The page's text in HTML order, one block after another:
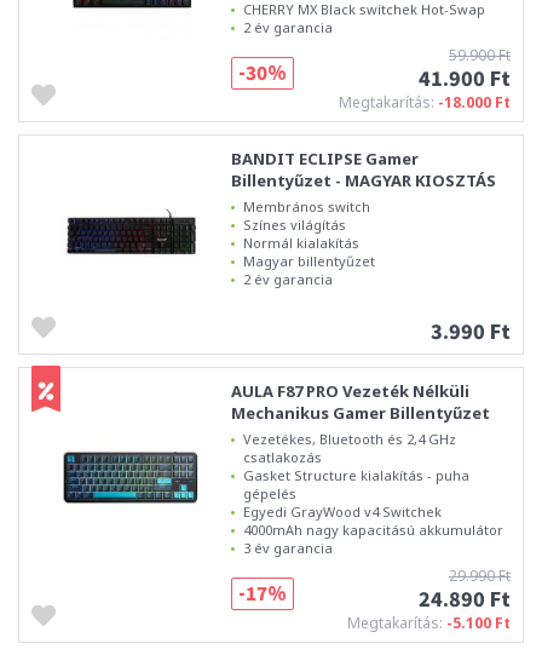
CHERRY MX Black switchek Hot-Swap
2 év garancia
59.900 Ft
41.900 Ft
Megtakarítás: -18.000 Ft
-30%
BANDIT ECLIPSE Gamer
Billentyűzet - MAGYAR KIOSZTÁS
Membrános switch
Színes világítás
Normál kialakítás
Magyar billentyűzet
2 év garancia
3.990 Ft
AULA F87 PRO Vezeték Nélküli
Mechanikus Gamer Billentyűzet
Vezetékes, Bluetooth és 2,4 GHz
csatlakozás
Gasket Structure kialakítás - puha
gépelés
Egyedi GrayWood v4 Switchek
4000mAh nagy kapacitású akkumulátor
3 év garancia
29.990 Ft
24.890 Ft
Megtakarítás: -5.100 Ft
-17%